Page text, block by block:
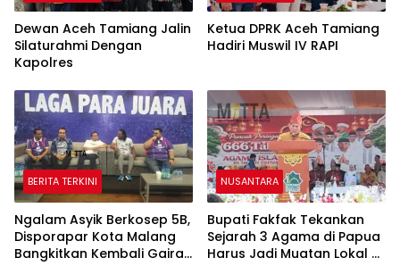
Dewan Aceh Tamiang Jalin
Silaturahmi Dengan
Kapolres
Ketua DPRK Aceh Tamiang
Hadiri Muswil IV RAPI
BERITA TERKINI
Ngalam Asyik Berkosep 5B,
Disporapar Kota Malang
Bangkitkan Kembali Gairah
NUSANTARA
Bupati Fakfak Tekankan
Sejarah 3 Agama di Papua
Harus Jadi Muatan Lokal di